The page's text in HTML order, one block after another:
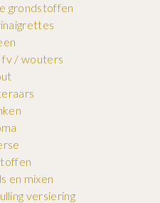
grondstoffen
/ wouters
en mixen
versiering